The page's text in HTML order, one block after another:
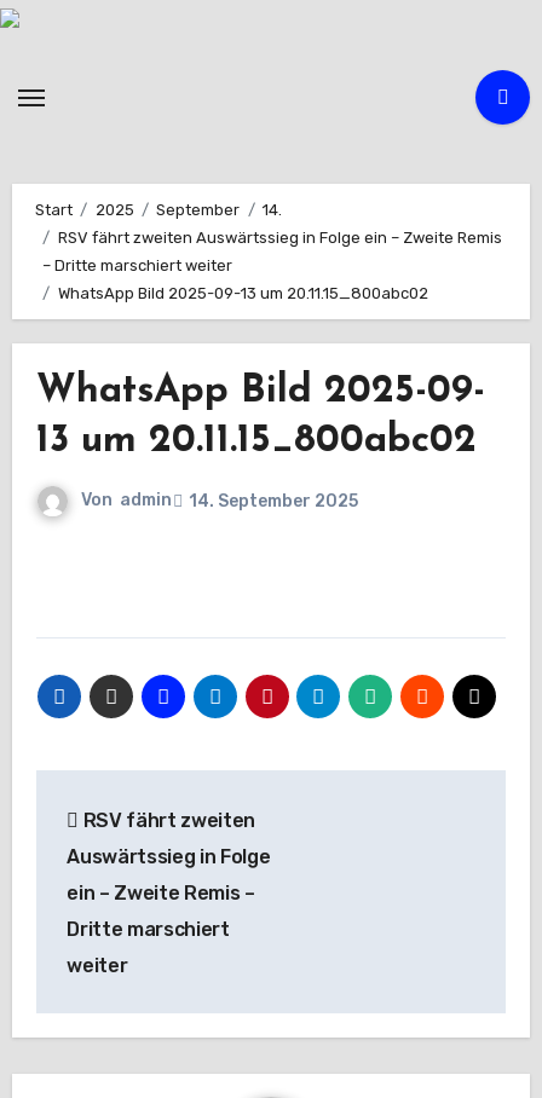
Zum
Start 2025 September
14.
RSV fährt zweiten Auswärtssieg in Folge ein – Zweite Remis
– Dritte marschiert weiter
WhatsApp Bild 2025-09-13 um 20.11.15_800abc02
WhatsApp Bild 2025-09-
13 um 20.11.15_800abc02
Von admin 14. September 2025
RSV fährt zweiten
Auswärtssieg in Folge
ein – Zweite Remis –
Dritte marschiert
weiter